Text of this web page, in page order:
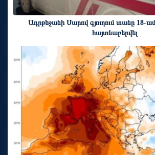
Ադրբեջանի Սարով գյուղում տանը 18-
հայտնաբերվել